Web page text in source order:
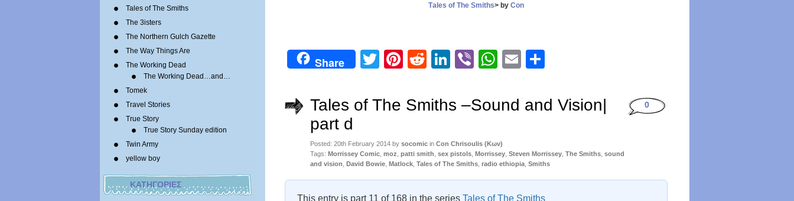
Tales of The Smiths
The 3isters
The Northern Gulch Gazette
The Way Things Are
The Working Dead
The Working Dead…and…
Tomek
Travel Stories
True Story
True Story Sunday edition
Twin Army
yellow boy
ΚΑΤΗΓΟΡΙΕΣ
Τales of The Smiths> by Con
Share Twitter
Pinterest
RedditLinkedIn
ViberWhatsApp
Email
Tales of The Smiths –Sound and Vision|
part d
Posted: 20th February 2014 by socomic in Con Chrisoulis (Κων)
Tags: Morrissey Comic moz patti smith sex pistols Morrissey Steven Morrissey The Smiths sound
and vision David Bowie Matlock Tales of The Smiths radio ethiopia Smiths
0
This entry is part 11 of 168 in the series Tales of The Smiths